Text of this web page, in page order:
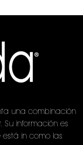
una combinación
Su información es
está in como las